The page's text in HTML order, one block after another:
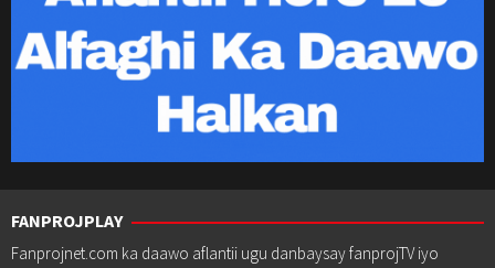
FANPROJPLAY
Fanprojnet.com ka daawo aflantii ugu danbaysay fanprojTV iyo